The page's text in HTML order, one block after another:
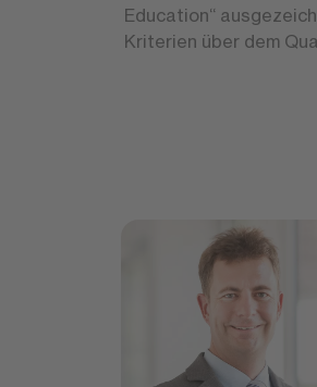
Education“
Kriterien über dem